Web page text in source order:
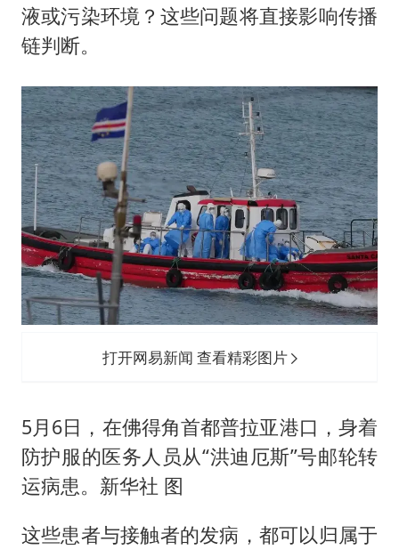
液或污染环境？这些问题将直接影响传播
链判断。
打开网易新闻 查看精彩图片
5月6日，在佛得角首都普拉亚港口，身着
防护服的医务人员从“洪迪厄斯”号邮轮转
运病患。新华社 图
这些患者与接触者的发病，都可以归属于